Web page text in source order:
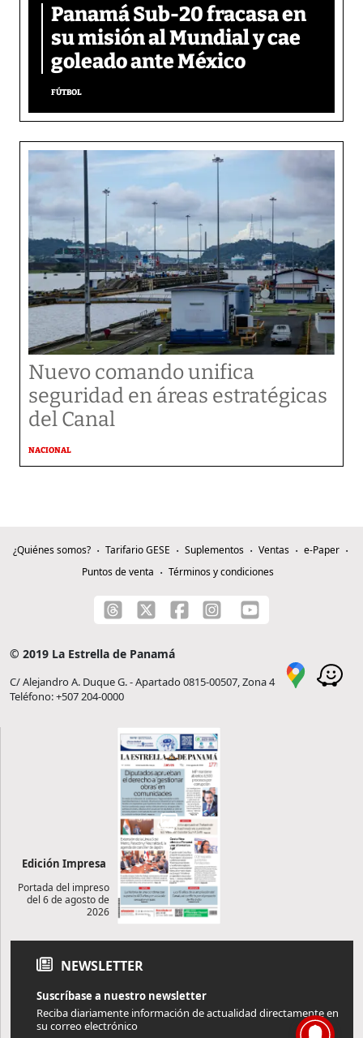
Panamá Sub-20 fracasa en
su misión al Mundial y cae
goleado ante México
FÚTBOL
Nuevo comando unifica
seguridad en áreas estratégicas
del Canal
NACIONAL
¿Quiénes somos? Tarifario GESE Suplementos Ventas
e-Paper
Puntos de venta
Términos y condiciones
© 2019 La Estrella de Panamá
C/ Alejandro A. Duque G. - Apartado 0815-00507, Zona 4
Teléfono: +507 204-0000
Edición Impresa
Portada del impreso
del 6 de agosto de
2026
NEWSLETTER
Suscríbase a nuestro newsletter
Reciba diariamente información de actualidad directamente en
su correo electrónico